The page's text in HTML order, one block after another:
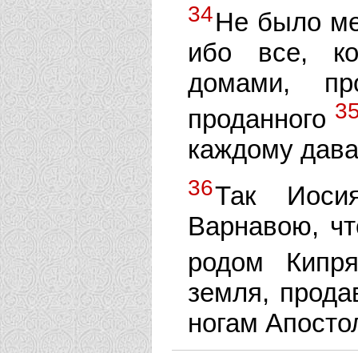
34Не было
ибо все,
домами,
проданного
каждому
36Так
Варнавою,
родом
земля,
ногам